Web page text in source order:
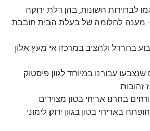
לבחירות השונות, בהן דלת ירוקה
מענה לחלומה של בעלת הבית חובבת
בחרדל ולהציב במרכזו אי מעץ אלון
עבורנו במיוחד לגוון פיסטוק
זהובות.
בחרנו אריחי בטון מצוירים
באריחי בטון בגוון ירוק לימוני